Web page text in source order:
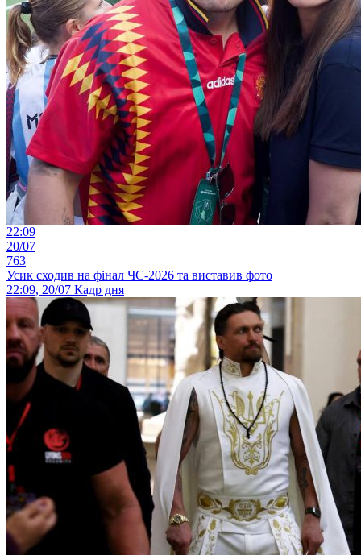
22:09
20/07
763
Усик сходив на фінал ЧС-2026 та виставив фото
22:09, 20/07 Кадр дня